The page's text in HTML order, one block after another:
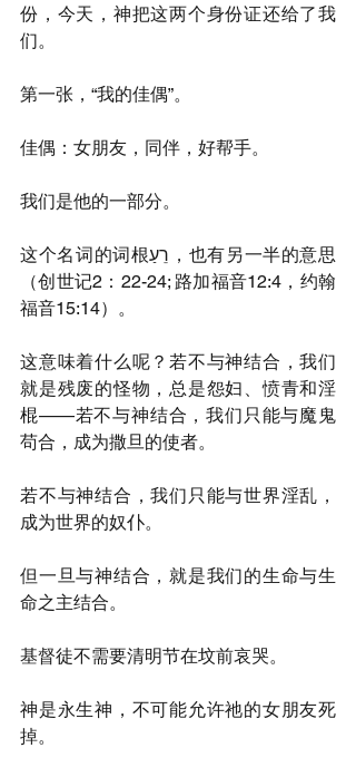
份，今天，神把这两个身份证还给了我
们。
第一张，“我的佳偶”。
佳偶：女朋友，同伴，好帮手。
我们是他的一部分。
这个名词的词根רֵעַ，也有另一半的意思
（创世记2：22-24; 路加福音12:4，约翰
福音15:14）。
这意味着什么呢？若不与神结合，我们
就是残废的怪物，总是怨妇、愤青和淫
棍——若不与神结合，我们只能与魔鬼
苟合，成为撒旦的使者。
若不与神结合，我们只能与世界淫乱，
成为世界的奴仆。
但一旦与神结合，就是我们的生命与生
命之主结合。
基督徒不需要清明节在坟前哀哭。
神是永生神，不可能允许祂的女朋友死
掉。